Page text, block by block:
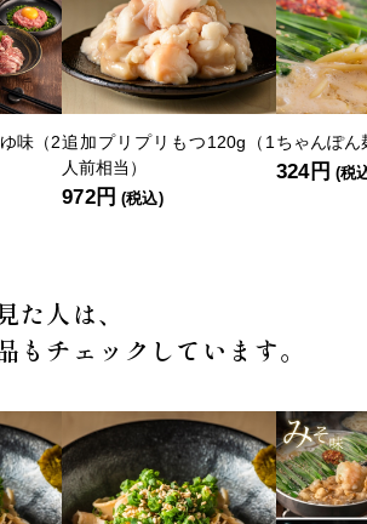
味（2追加プリプリもつ120g（1
人前相当）
972円 (税込)
ちゃんぽ
324円 (税
た人は、
もチェックしています。